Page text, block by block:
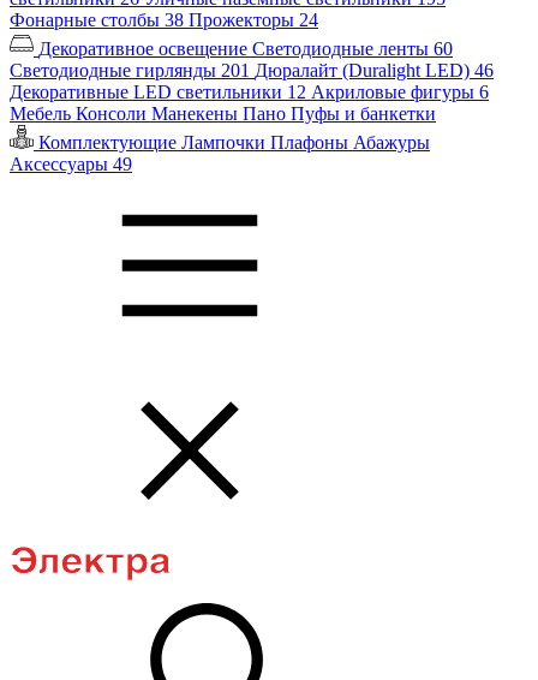
Фонарные столбы 38 Прожекторы 24
Декоративное освещение Светодиодные ленты 60
Светодиодные гирлянды 201 Дюралайт (Duralight LED) 46
Декоративные LED светильники 12 Акриловые фигуры 6
Мебель Консоли Манекены Пано Пуфы и банкетки
Комплектующие Лампочки Плафоны Абажуры
Аксессуары 49